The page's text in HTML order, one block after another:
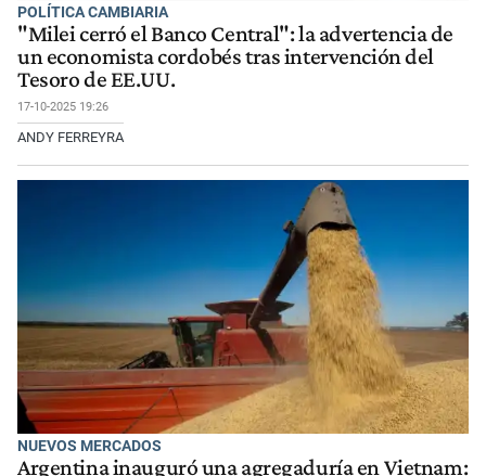
POLÍTICA CAMBIARIA
"Milei cerró el Banco Central": la advertencia de
un economista cordobés tras intervención del
Tesoro de EE.UU.
17-10-2025 19:26
ANDY FERREYRA
NUEVOS MERCADOS
Argentina inauguró una agregaduría en Vietnam: